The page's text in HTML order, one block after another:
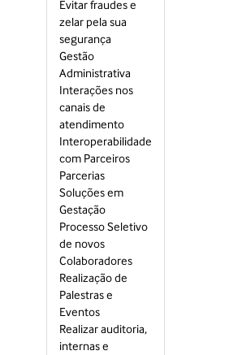
Evitar fraudes e
zelar pela sua
segurança
Gestão
Administrativa
Interações nos
canais de
atendimento
Interoperabilidade
com Parceiros
Parcerias
Soluções em
Gestação
Processo Seletivo
de novos
Colaboradores
Realização de
Palestras e
Eventos
Realizar auditoria,
internas e